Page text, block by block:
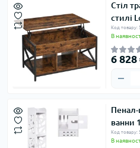
Стіл
стилі
Код
В
6 828
ванни
Код
В